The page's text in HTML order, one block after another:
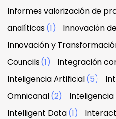
Informes valorización de
analíticas(1) Innovación
Innovación y
Councils(1) Integración
Inteligencia Artificial(5)
Omnicanal(2)
Intelligent Data(1)